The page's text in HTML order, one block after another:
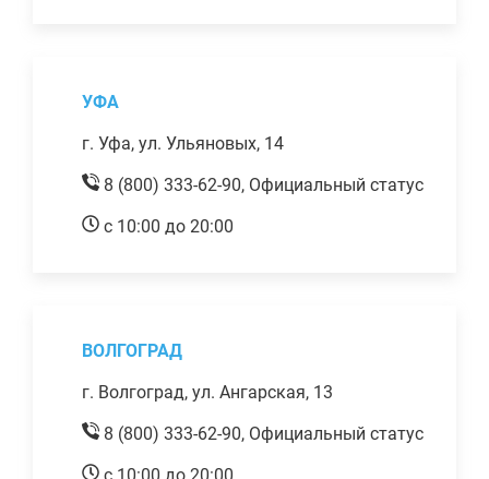
УФА
г. Уфа, ул. Ульяновых, 14
8 (800) 333-62-90, Официальный статус
с 10:00 до 20:00
ВОЛГОГРАД
г. Волгоград, ул. Ангарская, 13
8 (800) 333-62-90, Официальный статус